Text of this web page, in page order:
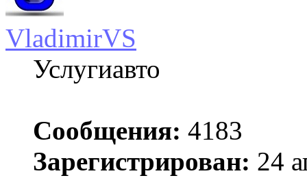
VladimirVS
Услугиавто
Сообщения: 4183
Зарегистрирован: 24